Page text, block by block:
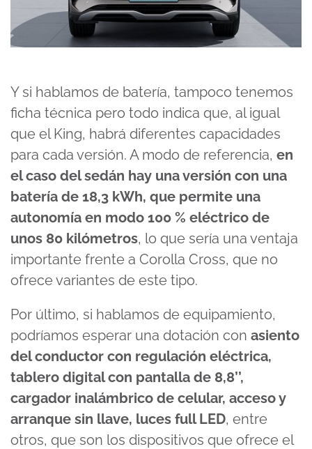
Y si hablamos de batería, tampoco tenemos
ficha técnica pero todo indica que, al igual
que el King, habrá diferentes capacidades
para cada versión. A modo de referencia, en
el caso del sedán hay una versión con una
batería de 18,3 kWh, que permite una
autonomía en modo 100 % eléctrico de
unos 80 kilómetros, lo que sería una ventaja
importante frente a Corolla Cross, que no
ofrece variantes de este tipo.
Por último, si hablamos de equipamiento,
podríamos esperar una dotación con asiento
del conductor con regulación eléctrica,
tablero digital con pantalla de 8,8’’,
cargador inalámbrico de celular, acceso y
arranque sin llave, luces full LED, entre
otros, que son los dispositivos que ofrece el